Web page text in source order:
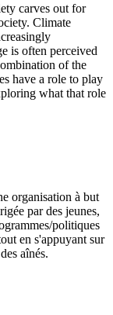
carves out for
Climate
is often perceived
of the
have a role to play
what that role
organisation à but
par des jeunes,
politiques
en s'appuyant sur
aînés.